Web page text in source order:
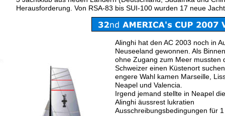
Alinghi hat den AC 2003 noch in
Neuseeland gewonnen. Als
ohne Zugang zum Meer mussten
Schweizer einen Küstenort
engere Wahl kamen Marseille,
Neapel und Valencia.
Irgend jemand stellte in Neapel
Alinghi äussrest lukratien
Ausschreibungsbedingungen für
Herausforderung. Von RSA-83 bis SUI-100 wurden 17 neue